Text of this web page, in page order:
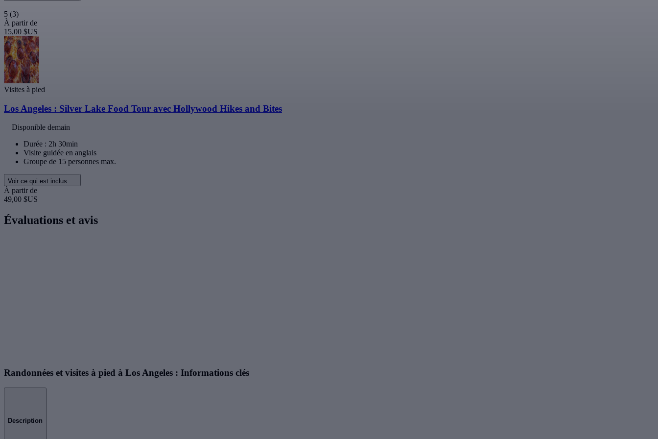
5 (3)
À partir de
15,00 $US
Visites à pied
Los Angeles : Silver Lake Food Tour avec Hollywood Hikes and Bites
Disponible demain
Durée : 2h 30min
Visite guidée en anglais
Groupe de 15 personnes max.
Voir ce qui est inclus
À partir de
49,00 $US
Évaluations et avis
Randonnées et visites à pied à Los Angeles : Informations clés
Description